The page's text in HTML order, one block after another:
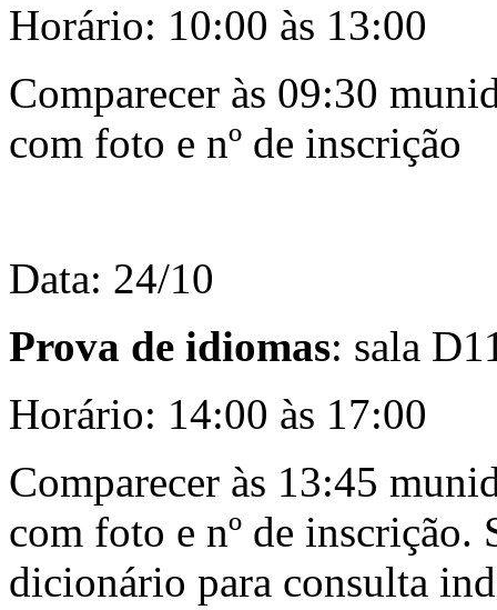
Horário: 10:00 às 13:00
Comparecer às 09:30
com foto e nº de inscrição
Data: 24/10
Prova de idiomas: sala
Horário: 14:00 às 17:00
Comparecer às 13:45
com foto e nº de inscrição.
dicionário para consulta